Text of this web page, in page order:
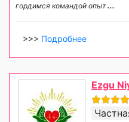
гордимся командой опыт...
>>> Подробнее
Ezgu